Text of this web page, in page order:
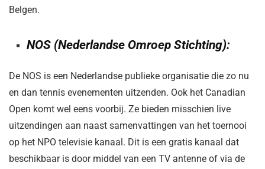
Belgen.
NOS (Nederlandse Omroep Stichting):
De NOS is een Nederlandse publieke organisatie die zo nu
en dan tennis evenementen uitzenden. Ook het Canadian
Open komt wel eens voorbij. Ze bieden misschien live
uitzendingen aan naast samenvattingen van het toernooi
op het NPO televisie kanaal. Dit is een gratis kanaal dat
beschikbaar is door middel van een TV antenne of via de